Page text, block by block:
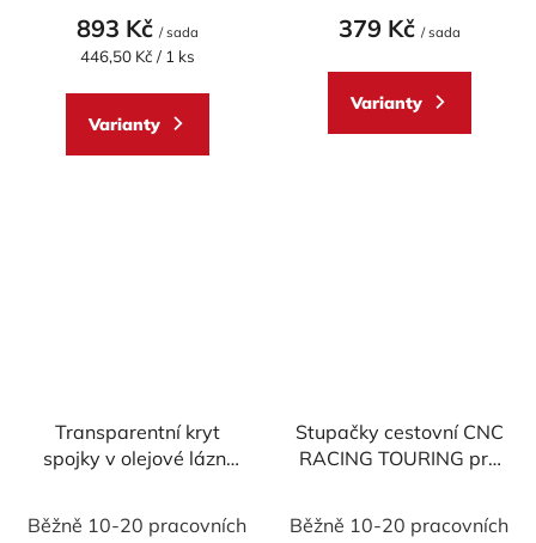
893 Kč / sada
Měrná
446,50 Kč / 1 ks
Varianty
produktu
5,0
z
379 Kč / sada
Varianty
Transparentní kryt
spojky v olejové lázni
Běžně 10-20 pracovních
Stupačky cestovní CNC
RACING TOURING pro
Běžně 10-20 pracovních